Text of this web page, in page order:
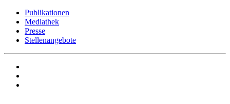
Publikationen
Mediathek
Presse
Stellenangebote